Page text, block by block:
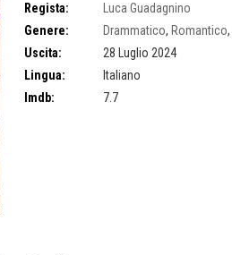
Regista:
Luca Guadagnino
Genere:
Drammatico, Romantico,
Uscita:
28 Luglio 2024
Lingua:
Italiano
Imdb:
7.7